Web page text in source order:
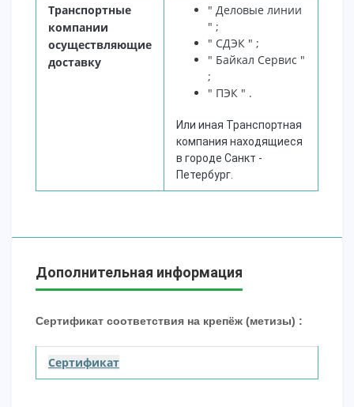
Транспортные
компании
осуществляющие
доставку
" Деловые линии
" ;
" СДЭК " ;
" Байкал Сервис "
;
" ПЭК " .
Или иная Транспортная
компания находящиеся
в городе Санкт -
Петербург.
Дополнительная информация
Сертификат соответствия на крепёж (метизы) :
Сертификат